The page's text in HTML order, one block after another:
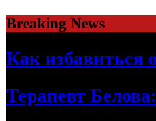
Skip
to
content
Breaking News
Как избавиться
Терапевт